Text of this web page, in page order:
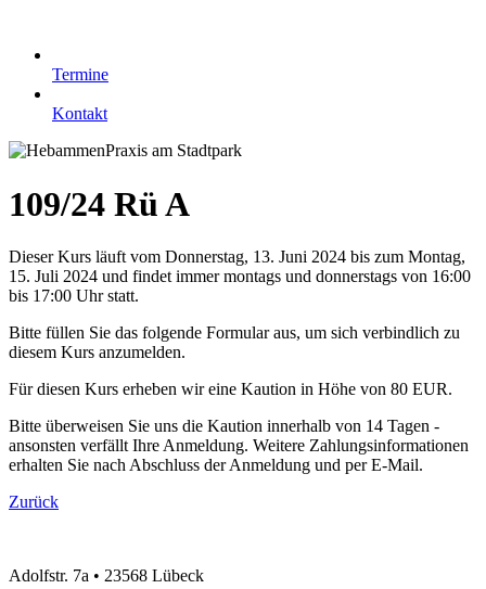
Termine
Kontakt
109/24 Rü A
Dieser Kurs läuft vom Donnerstag, 13. Juni 2024 bis zum Montag,
15. Juli 2024 und findet immer montags und donnerstags von 16:00
bis 17:00 Uhr statt.
Bitte füllen Sie das folgende Formular aus, um sich verbindlich zu
diesem Kurs anzumelden.
Für diesen Kurs erheben wir eine Kaution in Höhe von 80 EUR.
Bitte überweisen Sie uns die Kaution innerhalb von 14 Tagen -
ansonsten verfällt Ihre Anmeldung. Weitere Zahlungsinformationen
erhalten Sie nach Abschluss der Anmeldung und per E-Mail.
Zurück
Adolfstr. 7a • 23568 Lübeck